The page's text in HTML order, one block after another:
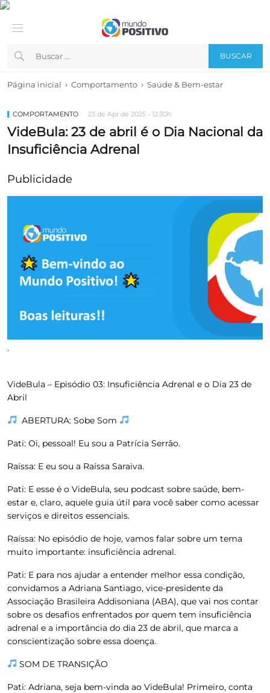
BUSCAR
Página inicial › Comportamento › Saúde & Bem-estar
COMPORTAMENTO 23 de Apr de 2025 - 12:30h
VideBula: 23 de abril é o Dia Nacional da
Insuficiência Adrenal
Publicidade
.
VideBula – Episódio 03: Insuficiência Adrenal e o Dia 23 de
Abril
ABERTURA: Sobe Som
Pati: Oi, pessoal! Eu sou a Patrícia Serrão.
Raíssa: E eu sou a Raíssa Saraiva.
Pati: E esse é o VideBula, seu podcast sobre saúde, bem-
estar e, claro, aquele guia útil para você saber como acessar
serviços e direitos essenciais.
Raíssa: No episódio de hoje, vamos falar sobre um tema
muito importante: insuficiência adrenal.
Pati: E para nos ajudar a entender melhor essa condição,
convidamos a Adriana Santiago, vice-presidente da
Associação Brasileira Addisoniana (ABA), que vai nos contar
sobre os desafios enfrentados por quem tem insuficiência
adrenal e a importância do dia 23 de abril, que marca a
conscientização sobre essa doença.
SOM DE TRANSIÇÃO
Pati: Adriana, seja bem-vinda ao VideBula! Primeiro, conta